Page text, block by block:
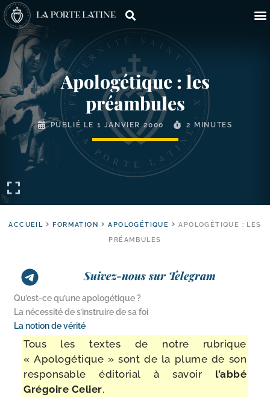
Apologétique : les
préambules
PUBLIÉ LE 1 JANVIER 2000 2 MINUTES
ACCUEIL FORMATION APOLOGÉTIQUE
APOLOGÉTIQUE : LES
PRÉAMBULES
Suivez-nous sur Telegram
Qu’est-​ce qu’une apologétique ?
La nécessité de s’instruire de sa foi
La notion de vérité
Tous les textes de notre rubrique
« Apologétique » sont de la plume de son
res­pon­sable édi­to­rial à savoir l’ab­bé
Grégoire Celier.